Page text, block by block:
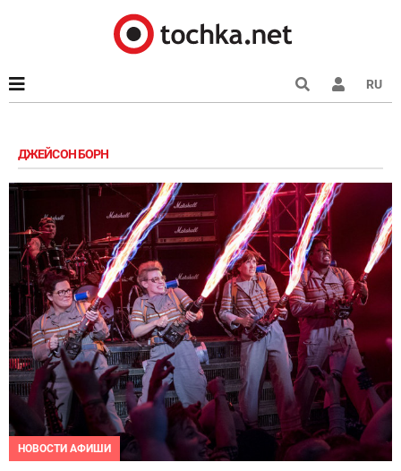
RU
ДЖЕЙСОН БОРН
НОВОСТИ АФИШИ